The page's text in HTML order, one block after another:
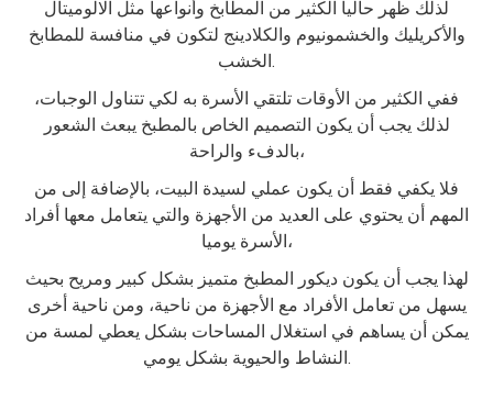
لذلك ظهر حالياً الكثير من المطابخ وأنواعها مثل الالوميتال
والأكريليك والخشمونيوم والكلادينج لتكون في منافسة للمطابخ
الخشب.
ففي الكثير من الأوقات تلتقي الأسرة به لكي تتناول الوجبات،
لذلك يجب أن يكون التصميم الخاص بالمطبخ يبعث الشعور
بالدفء والراحة،
فلا يكفي فقط أن يكون عملي لسيدة البيت، بالإضافة إلى من
المهم أن يحتوي على العديد من الأجهزة والتي يتعامل معها أفراد
الأسرة يوميا،
لهذا يجب أن يكون ديكور المطبخ متميز بشكل كبير ومريح بحيث
يسهل من تعامل الأفراد مع الأجهزة من ناحية، ومن ناحية أخرى
يمكن أن يساهم في استغلال المساحات بشكل يعطي لمسة من
النشاط والحيوية بشكل يومي.